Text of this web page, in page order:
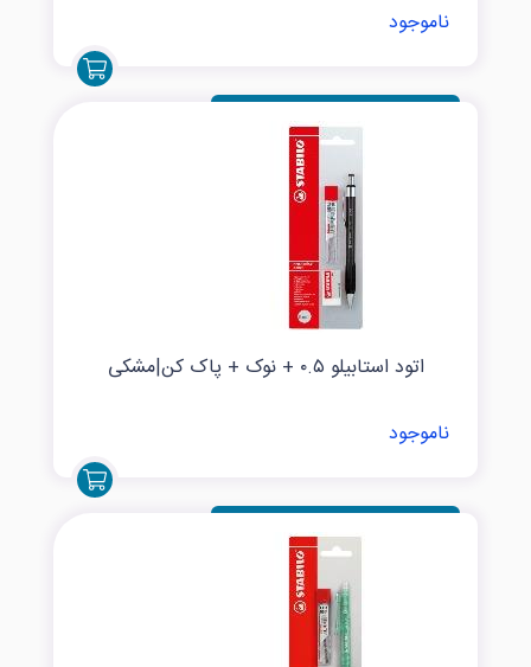
ناموجود
اتود استابیلو ۰.۵ + نوک + پاک کن|مشکی
ناموجود